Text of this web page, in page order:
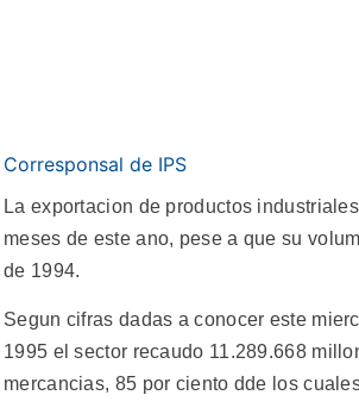
Corresponsal de IPS
La exportacion de productos
meses de este ano, pese a que su
de 1994.
Segun cifras dadas a conocer este
1995 el sector recaudo 11.289.668
mercancias, 85 por ciento dde los